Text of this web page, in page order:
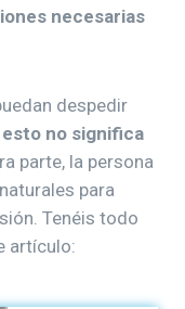
necesarias
despedir
esto no significa
parte, la persona
para
Tenéis todo
artículo: